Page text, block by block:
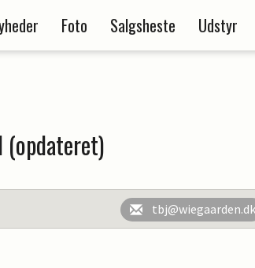
Foto Salgsheste Udstyr
tbj@wiegaarden.dk